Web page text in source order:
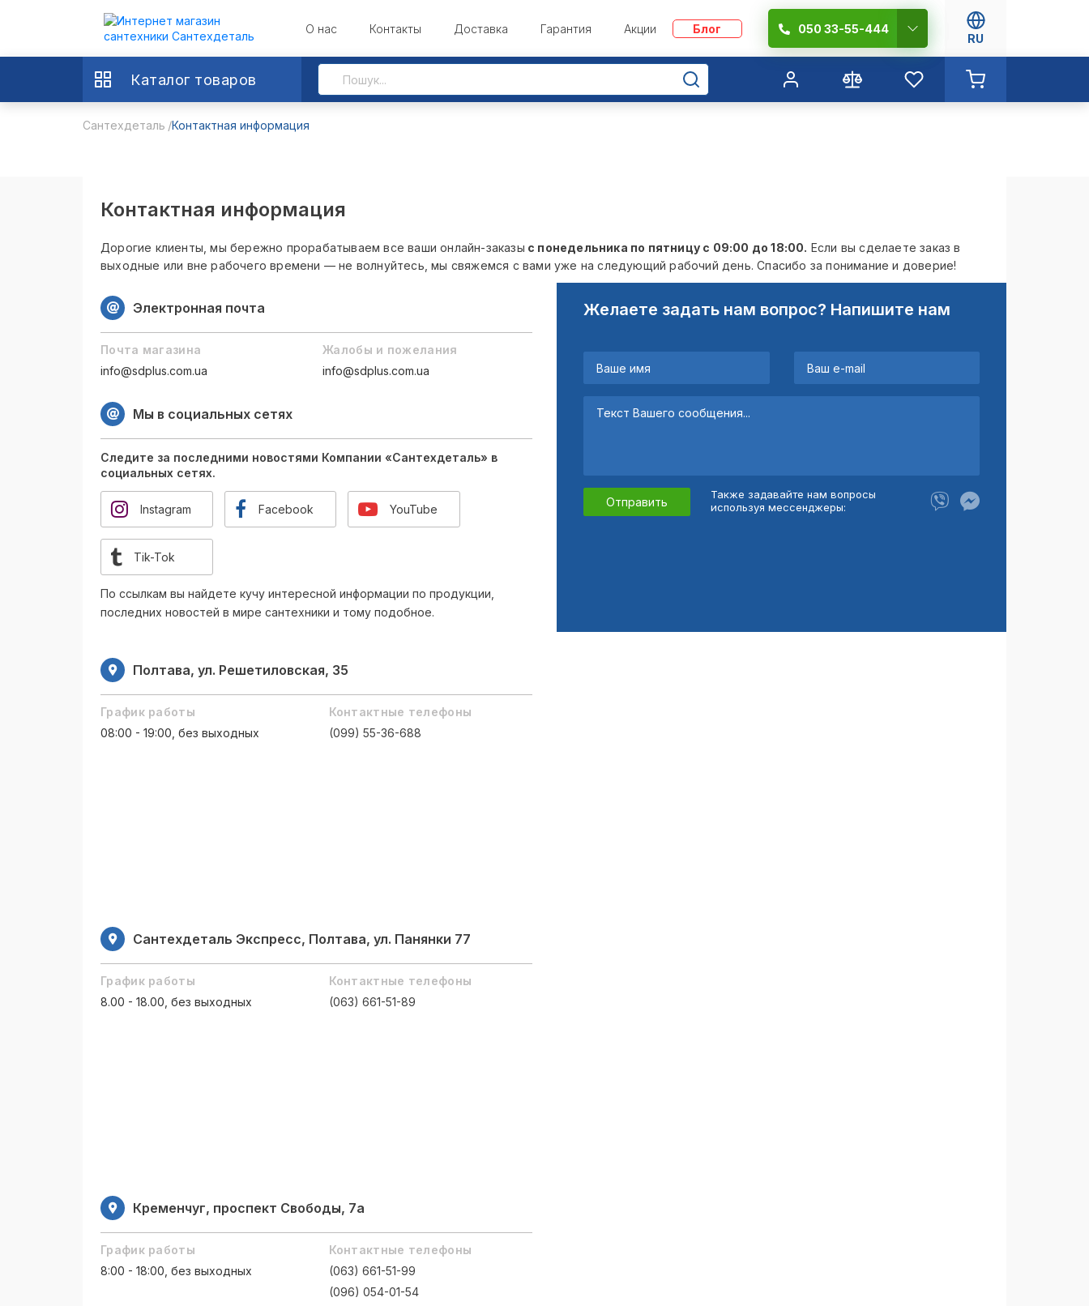
О нас Контакты Доставка Гарантия Акции Блог 050 33-55-444
RU
Каталог товаров
Сантехдеталь Контактная информация
Контактная информация
Дорогие клиенты, мы бережно прорабатываем все ваши онлайн-заказы с понедельника по пятницу с 09:00 до 18:00. Если вы сделаете заказ в
выходные или вне рабочего времени — не волнуйтесь, мы свяжемся с вами уже на следующий рабочий день. Спасибо за понимание и доверие!
Электронная почта
Почта магазина
info@sdplus.com.ua
Жалобы и пожелания
info@sdplus.com.ua
Мы в социальных сетях
Следите за последними новостями Компании «Сантехдеталь» в
социальных сетях.
Instagram Facebook YouTube
Tik-Tok
По ссылкам вы найдете кучу интересной информации по продукции,
последних новостей в мире сантехники и тому подобное.
Желаете задать нам вопрос? Напишите нам
Отправить
Также задавайте нам вопросы
используя мессенджеры:
Полтава, ул. Решетиловская, 35
График работы
08:00 - 19:00, без выходных
Контактные телефоны
(099) 55-36-688
Сантехдеталь Экспресс, Полтава, ул. Панянки 77
График работы
8.00 - 18.00, без выходных
Контактные телефоны
(063) 661-51-89
Кременчуг, проспект Свободы, 7а
График работы
8:00 - 18:00, без выходных
Контактные телефоны
(063) 661-51-99
(096) 054-01-54